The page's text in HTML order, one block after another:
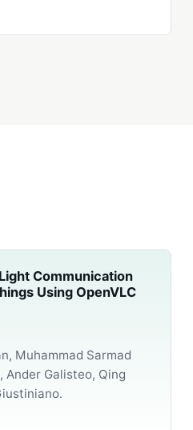
Communication
Using OpenVLC
Muhammad Sarmad
Ander Galisteo, Qing